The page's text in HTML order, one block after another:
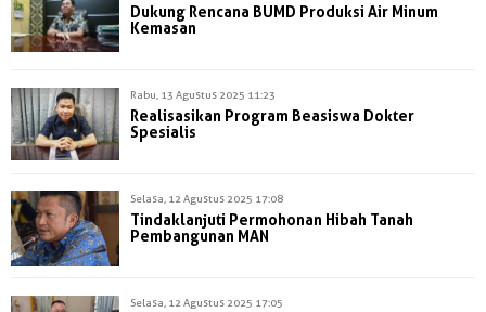
Dukung Rencana BUMD Produksi Air Minum
Kemasan
Rabu, 13 Agustus 2025 11:23
Realisasikan Program Beasiswa Dokter
Spesialis
Selasa, 12 Agustus 2025 17:08
Tindaklanjuti Permohonan Hibah Tanah
Pembangunan MAN
Selasa, 12 Agustus 2025 17:05